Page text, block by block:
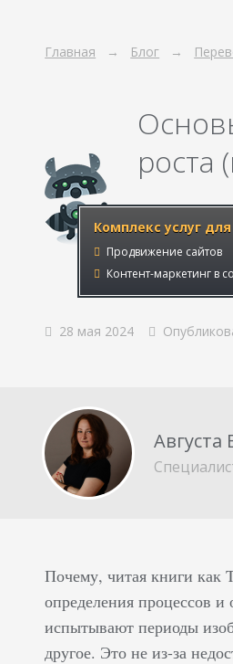
Главная Блог
роста
Комплекс услуг
Продвижение сайтов
Контент-маркетинг в
28 мая 2024
Августа
Почему, читая книги как
определения процессов
испытывают периоды
другое. Это не из-за